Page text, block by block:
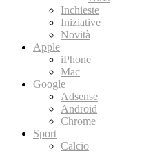
Inchieste
Iniziative
Novità
Apple
iPhone
Mac
Google
Adsense
Android
Chrome
Sport
Calcio